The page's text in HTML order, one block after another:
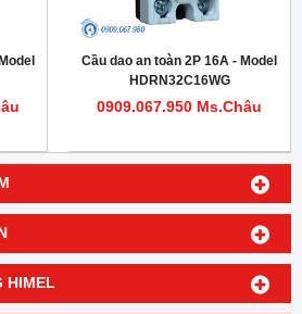
HIMEL
Cầu dao an toàn 2P 16A - Model
HDRN32C16WG
0909.067.950 Ms.Châu